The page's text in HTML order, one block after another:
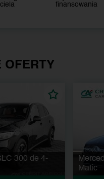
finansowania
OFERTY
300 de 4-
Matic